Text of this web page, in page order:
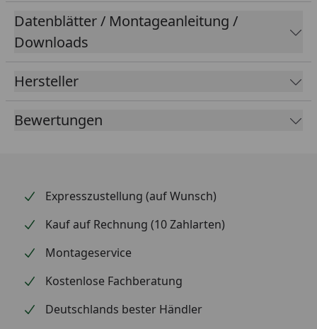
Datenblätter / Montageanleitung /
Downloads
Hersteller
Bewertungen
Expresszustellung (auf Wunsch)
Kauf auf Rechnung (10 Zahlarten)
Montageservice
Kostenlose Fachberatung
Deutschlands bester Händler